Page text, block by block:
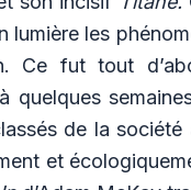
les
Ce fut tout
quelques
de la
et